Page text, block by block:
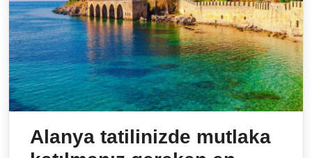
Alanya tatilinizde mutlaka